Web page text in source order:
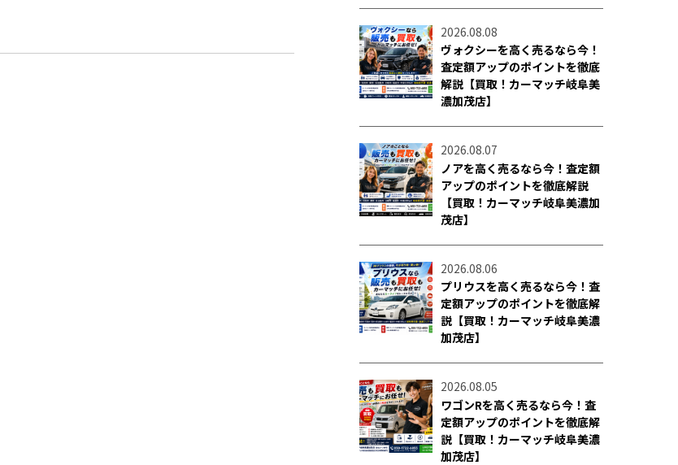
2026.08.08
ヴォクシーを高く売るなら今！
査定額アップのポイントを徹底
解説【買取！カーマッチ岐阜美
濃加茂店】
2026.08.07
ノアを高く売るなら今！査定額
アップのポイントを徹底解説
【買取！カーマッチ岐阜美濃加
茂店】
2026.08.06
プリウスを高く売るなら今！査
定額アップのポイントを徹底解
説【買取！カーマッチ岐阜美濃
加茂店】
2026.08.05
ワゴンRを高く売るなら今！査
定額アップのポイントを徹底解
説【買取！カーマッチ岐阜美濃
加茂店】